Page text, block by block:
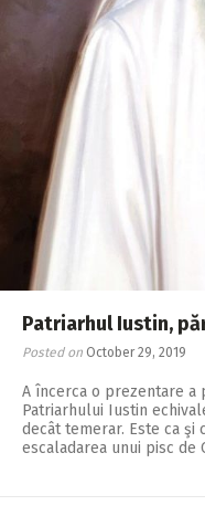
Patriarhul Iustin,
Posted on October 29, 2019
A încerca o prezentare
Patriarhului Iustin
decât temerar. Este ca şi
escaladarea unui pisc de